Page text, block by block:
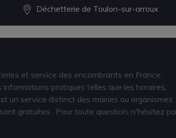
Déchetterie de Toulon-sur-arroux
et service des encombrants en France.
pratiques telles que les horaires,
un service distinct des mairies ou organismes
gratuites . Pour toute question, n'hésitez